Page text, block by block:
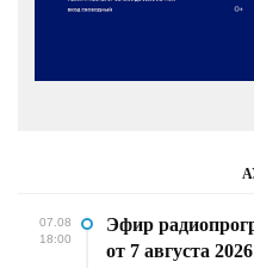
07.08
18:00
Эфир
от 7 августа